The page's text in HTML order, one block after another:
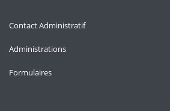
Contact Administratif
Administrations
Formulaires